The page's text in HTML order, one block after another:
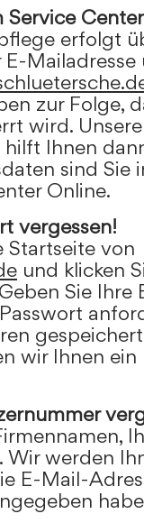
erfolgt
zur Folge,
wird.
Ihnen
sind Sie
Online.
vergessen!
Startseite von
und klicken
Sie
wir Ihnen
Wir werden
E-Mail-